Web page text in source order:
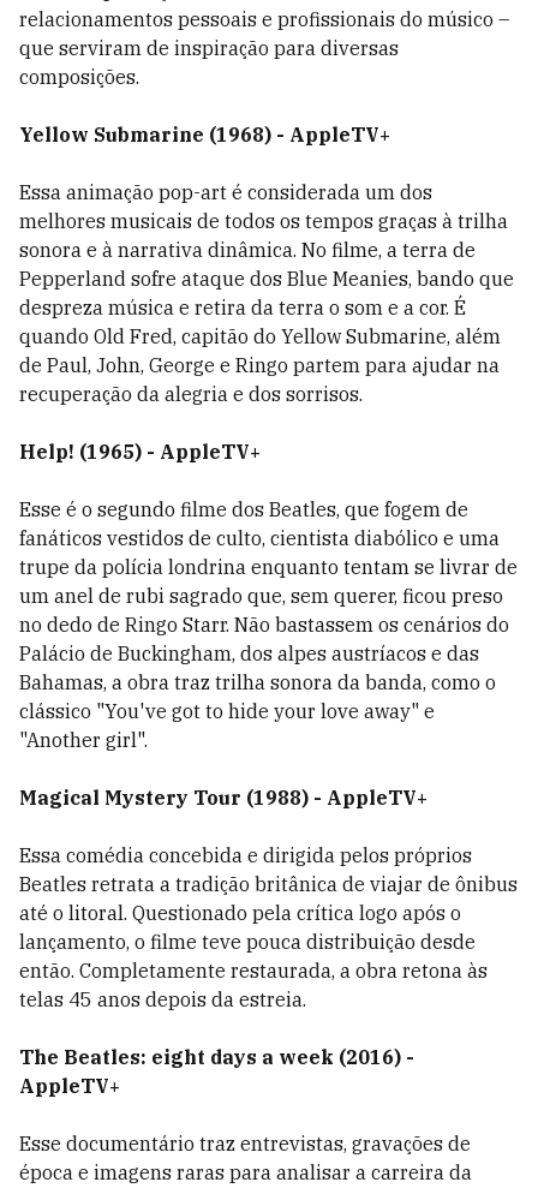
relacionamentos pessoais e profissionais do músico –
que serviram de inspiração para diversas
composições.
Yellow Submarine (1968) - AppleTV+
Essa animação pop-art é considerada um dos
melhores musicais de todos os tempos graças à trilha
sonora e à narrativa dinâmica. No filme, a terra de
Pepperland sofre ataque dos Blue Meanies, bando que
despreza música e retira da terra o som e a cor. É
quando Old Fred, capitão do Yellow Submarine, além
de Paul, John, George e Ringo partem para ajudar na
recuperação da alegria e dos sorrisos.
Help! (1965) - AppleTV+
Esse é o segundo filme dos Beatles, que fogem de
fanáticos vestidos de culto, cientista diabólico e uma
trupe da polícia londrina enquanto tentam se livrar de
um anel de rubi sagrado que, sem querer, ficou preso
no dedo de Ringo Starr. Não bastassem os cenários do
Palácio de Buckingham, dos alpes austríacos e das
Bahamas, a obra traz trilha sonora da banda, como o
clássico "You've got to hide your love away" e
"Another girl".
Magical Mystery Tour (1988) - AppleTV+
Essa comédia concebida e dirigida pelos próprios
Beatles retrata a tradição britânica de viajar de ônibus
até o litoral. Questionado pela crítica logo após o
lançamento, o filme teve pouca distribuição desde
então. Completamente restaurada, a obra retona às
telas 45 anos depois da estreia.
The Beatles: eight days a week (2016) -
AppleTV+
Esse documentário traz entrevistas, gravações de
época e imagens raras para analisar a carreira da